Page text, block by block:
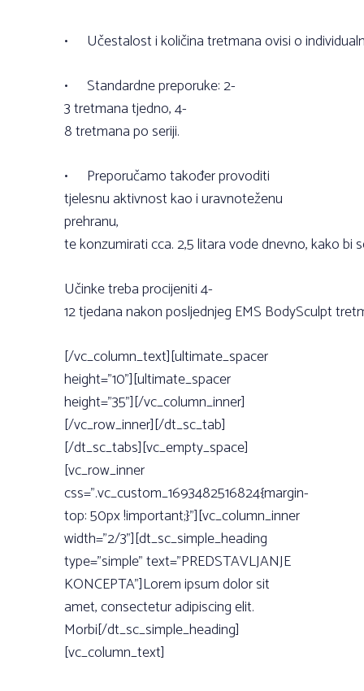
• Učestalost i količina tretmana ovisi o
• Standardne preporuke: 2-
3 tretmana tjedno, 4-
8 tretmana po seriji.
• Preporučamo također provoditi
tjelesnu aktivnost kao i uravnoteženu
prehranu,
te konzumirati cca. 2,5 litara vode dnevno, kako bi
Učinke treba procijeniti 4-
12 tjedana nakon posljednjeg EMS BodySculpt
[/vc_column_text][ultimate_spacer
height=”10”][ultimate_spacer
height=”35”][/vc_column_inner]
[/vc_row_inner][/dt_sc_tab]
[/dt_sc_tabs][vc_empty_space]
[vc_row_inner
css=”.vc_custom_1693482516824{margin-
top: 50px !important;}”][vc_column_inner
width=”2/3”][dt_sc_simple_heading
type=”simple” text=”PREDSTAVLJANJE
KONCEPTA”]Lorem ipsum dolor sit
amet, consectetur adipiscing elit.
Morbi[/dt_sc_simple_heading]
[vc_column_text]